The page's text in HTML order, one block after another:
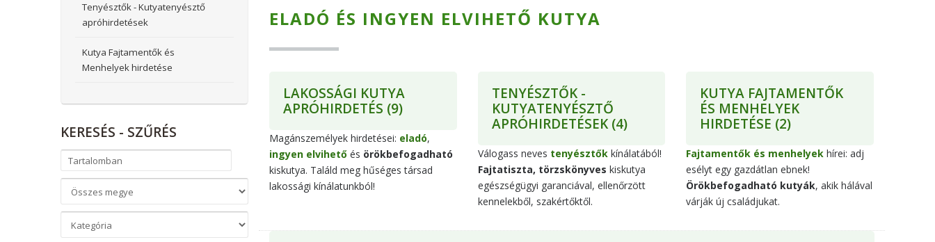
ELADÓ ÉS INGYEN ELVIHETŐ KUTYA
LAKOSSÁGI KUTYA
APRÓHIRDETÉS (9)
Magánszemélyek hirdetései: eladó,
ingyen elvihető és örökbefogadható
kiskutya. Találd meg hűséges társad
lakossági kínálatunkból!
TENYÉSZTŐK -
KUTYATENYÉSZTŐ
APRÓHIRDETÉSEK (4)
Válogass neves tenyésztőkkínálatából!
Fajtatiszta, törzskönyves kiskutya
egészségügyi garanciával, ellenőrzött
kennelekből, szakértőktől.
KUTYA FAJTAMENTŐK
ÉS MENHELYEK
HIRDETÉSE (2)
Fajtamentők és menhelyek hírei: adj
esélyt egy gazdátlan ebnek!
Örökbefogadható kutyák, akik hálával
várják új családjukat.
Tenyésztők - Kutyatenyésztő
apróhirdetések
Kutya Fajtamentők és
Menhelyek hirdetése
KERESÉS - SZŰRÉS